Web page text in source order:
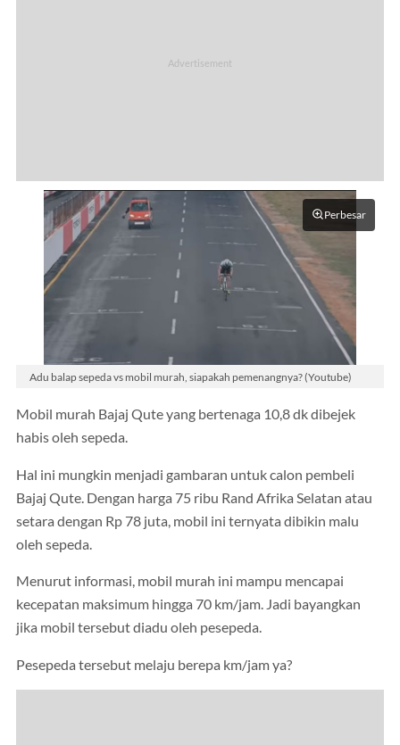
Perbesar
Adu balap sepeda vs mobil murah, siapakah pemenangnya? (Youtube)
Mobil murah Bajaj Qute yang bertenaga 10,8 dk dibejek
habis oleh sepeda.
Hal ini mungkin menjadi gambaran untuk calon pembeli
Bajaj Qute. Dengan harga 75 ribu Rand Afrika Selatan atau
setara dengan Rp 78 juta, mobil ini ternyata dibikin malu
oleh sepeda.
Menurut informasi, mobil murah ini mampu mencapai
kecepatan maksimum hingga 70 km/jam. Jadi bayangkan
jika mobil tersebut diadu oleh pesepeda.
Pesepeda tersebut melaju berepa km/jam ya?